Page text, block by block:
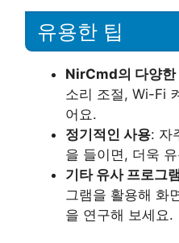
유용한 팁
NirCmd의 다양한
소리 조절, Wi-Fi
어요.
정기적인 사용: 자
을 들이면, 더욱
기타 유사 프로그
그램을 활용해 화
을 연구해 보세요.